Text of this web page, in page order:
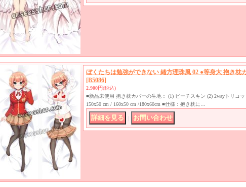
ぼくたちは勉強ができない 緒方理珠風 02 ●等身大 抱き枕
[B5086]
2,900円(税込)
■新品未使用 抱き枕カバーの生地： (1) ピーチスキン (2) 2wayトリコ
150x50 cm / 160x50 cm /180x60cm ■仕様：抱き枕に…